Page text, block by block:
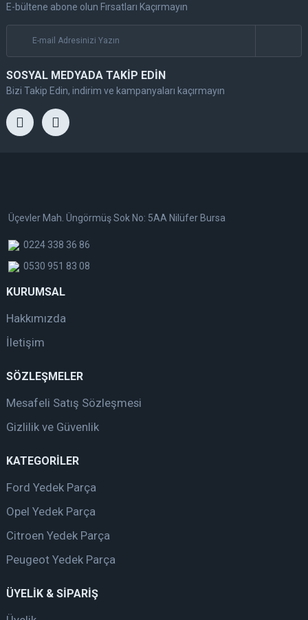
E-bültene abone olun Fırsatları Kaçırmayın
SOSYAL MEDYADA TAKİP EDİN
Bizi Takip Edin, indirim ve kampanyaları kaçırmayın
Üçevler Mah. Üngörmüş Sok No: 5AA Nilüfer Bursa
0224 338 36 86
0530 951 83 08
KURUMSAL
Hakkımızda
İletişim
SÖZLEŞMELER
Mesafeli Satış Sözleşmesi
Gizlilik ve Güvenlik
KATEGORİLER
Ford Yedek Parça
Opel Yedek Parça
Citroen Yedek Parça
Peugeot Yedek Parça
ÜYELİK & SİPARİŞ